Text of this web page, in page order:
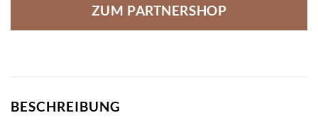
ZUM PARTNERSHOP
BESCHREIBUNG